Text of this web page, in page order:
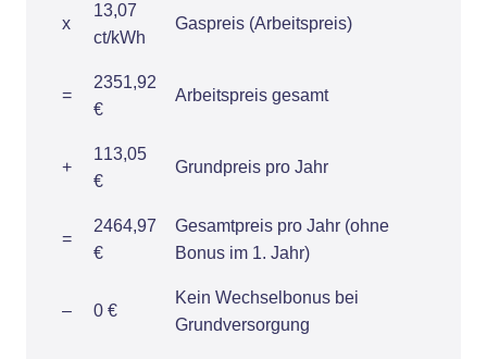
x
13,07
ct/kWh
Gaspreis (Arbeitspreis)
=
2351,92
€
Arbeitspreis gesamt
+
113,05
€
Grundpreis pro Jahr
=
2464,97
€
Gesamtpreis pro Jahr (ohne
Bonus im 1. Jahr)
– 0 €
Kein Wechselbonus bei
Grundversorgung